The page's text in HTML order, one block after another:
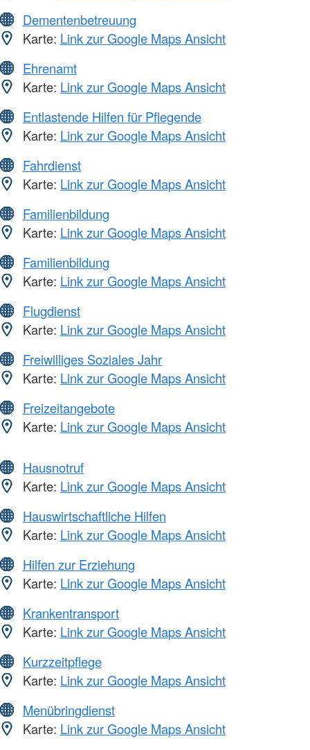
Dementenbetreuung
Karte: Link zur Google Maps Ansicht
Ehrenamt
Karte: Link zur Google Maps Ansicht
Entlastende Hilfen für Pflegende
Karte: Link zur Google Maps Ansicht
Fahrdienst
Karte: Link zur Google Maps Ansicht
Familienbildung
Karte: Link zur Google Maps Ansicht
Familienbildung
Karte: Link zur Google Maps Ansicht
Flugdienst
Karte: Link zur Google Maps Ansicht
Freiwilliges Soziales Jahr
Karte: Link zur Google Maps Ansicht
Freizeitangebote
Karte: Link zur Google Maps Ansicht
Hausnotruf
Karte: Link zur Google Maps Ansicht
Hauswirtschaftliche Hilfen
Karte: Link zur Google Maps Ansicht
Hilfen zur Erziehung
Karte: Link zur Google Maps Ansicht
Krankentransport
Karte: Link zur Google Maps Ansicht
Kurzzeitpflege
Karte: Link zur Google Maps Ansicht
Menübringdienst
Karte: Link zur Google Maps Ansicht